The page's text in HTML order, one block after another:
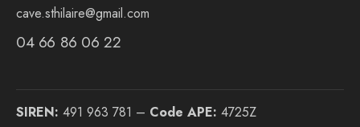
cave.sthilaire@gmail.com
04 66 86 06 22
SIREN: 491 963 781 – Code APE: 4725Z